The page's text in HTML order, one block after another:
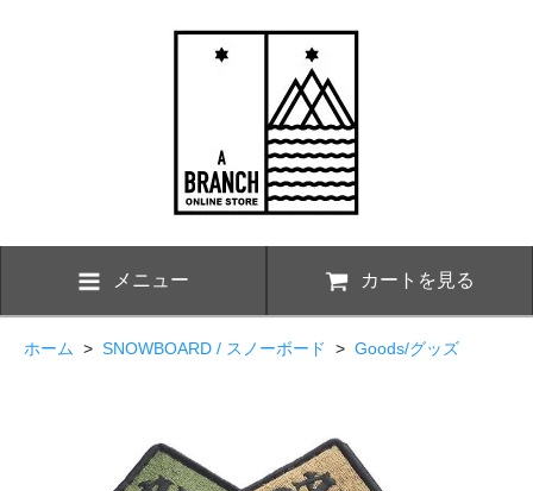
メニュー カートを見る
ホーム > SNOWBOARD / スノーボード > Goods/グッズ